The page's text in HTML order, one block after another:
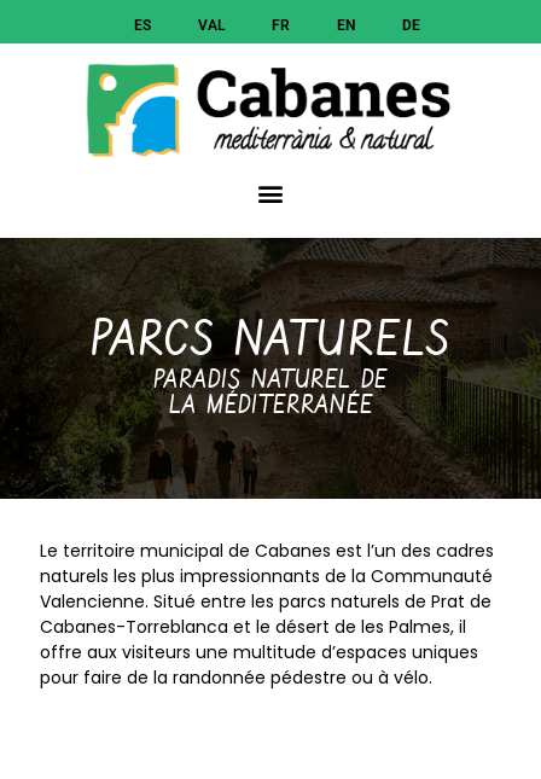
ES VAL FR EN DE
PARCS NATURELS
PARADIS NATUREL DE
LA MÉDITERRANÉE
Le territoire municipal de Cabanes est l’un des cadres
naturels les plus impressionnants de la Communauté
Valencienne. Situé entre les parcs naturels de Prat de
Cabanes-Torreblanca et le désert de les Palmes, il
offre aux visiteurs une multitude d’espaces uniques
pour faire de la randonnée pédestre ou à vélo.